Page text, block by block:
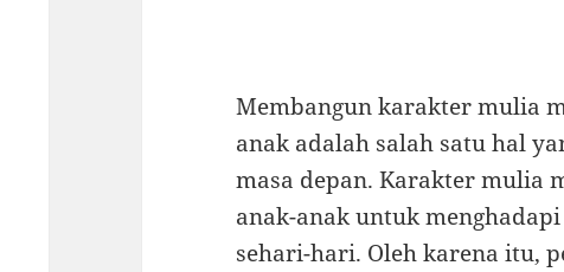
Membangun karakter mulia
anak adalah salah satu hal
masa depan. Karakter mulia
anak-anak untuk
sehari-hari. Oleh karena itu,